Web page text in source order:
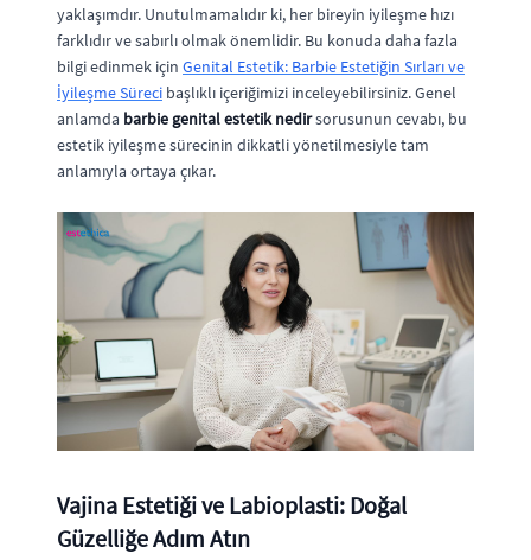
yaklaşımdır. Unutulmamalıdır ki, her bireyin iyileşme hızı
farklıdır ve sabırlı olmak önemlidir. Bu konuda daha fazla
bilgi edinmek için Genital Estetik: Barbie Estetiğin Sırları ve
İyileşme Süreci başlıklı içeriğimizi inceleyebilirsiniz. Genel
anlamda barbie genital estetik nedirsorusunun cevabı, bu
estetik iyileşme sürecinin dikkatli yönetilmesiyle tam
anlamıyla ortaya çıkar.
Vajina Estetiği ve Labioplasti: Doğal
Güzelliğe Adım Atın